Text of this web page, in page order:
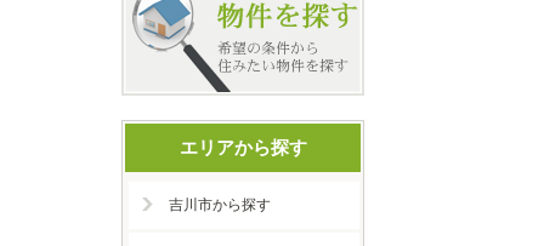
エリアから探す
吉川市から探す